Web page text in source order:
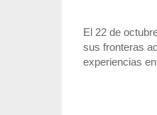
El 22 de
sus fronteras
experiencias